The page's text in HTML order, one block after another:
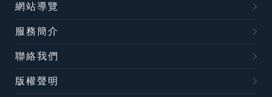
網站導覽
服務簡介
聯絡我們
版權聲明